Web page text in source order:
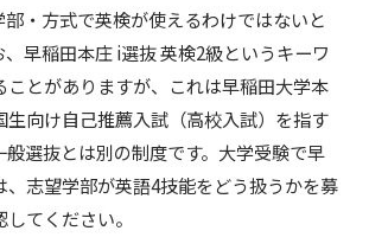
部・方式で英検が使えるわけではないと
、早稲田本庄 i選抜 英検2級というキーワ
ことがありますが、これは早稲田大学本
生向け自己推薦入試（高校入試）を指す
般選抜とは別の制度です。大学受験で早
、志望学部が英語4技能をどう扱うかを募
てください。